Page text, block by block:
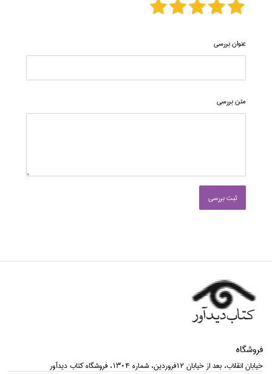
عنوان بررسی
متن بررسی
ثبت بررسی
فروشگاه
خيابان انقلاب، بعد از خيابان 12فروردين، شماره 1304، فروشگاه كتاب ديدآور